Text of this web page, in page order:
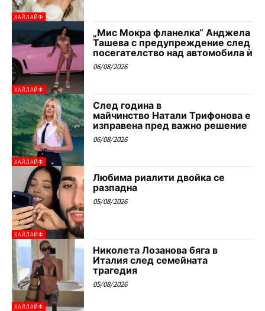
ХАЙЛАЙФ
ХАЙЛАЙФ
„Мис Мокра фланелка“ Анджела
Ташева с предупреждение след
посегателство над автомобила ѝ
06/08/2026
ХАЙЛАЙФ
След година в
майчинство Натали Трифонова е
изправена пред важно решение
06/08/2026
ХАЙЛАЙФ
Любима риалити двойка се
разпадна
05/08/2026
ХАЙЛАЙФ
Николета Лозанова бяга в
Италия след семейната
трагедия
05/08/2026